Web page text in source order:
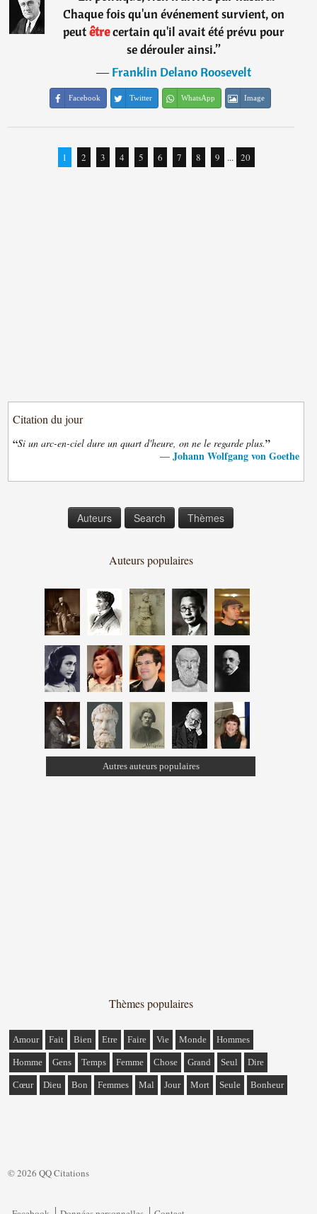
Chaque fois qu'un événement survient, on
peutêtrecertain qu'il avait été prévu pour
se dérouler ainsi.”
―Franklin Delano Roosevelt
Facebook Twitter WhatsApp Image
1 2 3 4 5 6 7 8 9 ... 20
Citation du jour
“Si un arc-en-ciel dure un quart d'heure, on ne le regarde plus.”
— Johann Wolfgang von Goethe
Auteurs Search Thèmes
Auteurs populaires
Autres auteurs populaires
Thèmes populaires
Amour Fait Bien Etre Faire Vie Monde Hommes
Homme Gens Temps Femme Chose Grand Seul Dire
Cœur Dieu Bon Femmes Mal Jour Mort Seule Bonheur
© 2026 QQ Citations